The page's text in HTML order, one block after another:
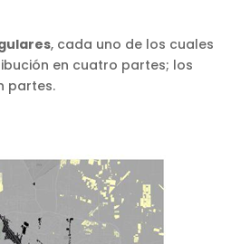
, cada uno de los cuales
en cuatro partes; los
partes.